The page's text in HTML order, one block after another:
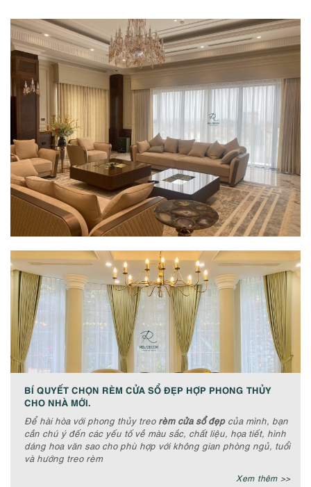
BÍ QUYẾT CHỌN RÈM CỬA SỔ ĐẸP HỢP PHONG THỦY
CHO NHÀ MỚI.
Để hài hòa với phong thủy treo rèm cửa sổ đẹpcủa mình, bạn
cần chú ý đến các yếu tố về màu sắc, chất liệu, họa tiết, hình
dáng hoa văn sao cho phù hợp với không gian phòng ngủ, tuổi
và hướng treo rèm
Xem thêm >>